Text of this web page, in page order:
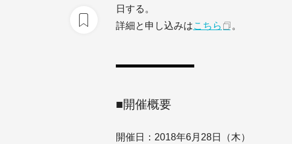
日する。
詳細と申し込みはこちら 。
■開催概要
開催日：2018年6月28日（木）